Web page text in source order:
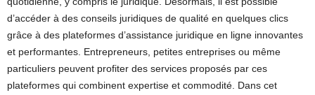
d’accéder à des conseils juridiques de qualité en quelques clics
grâce à des plateformes d’assistance juridique en ligne innovantes
et performantes. Entrepreneurs, petites entreprises ou même
particuliers peuvent profiter des services proposés par ces
plateformes qui combinent expertise et commodité. Dans cet